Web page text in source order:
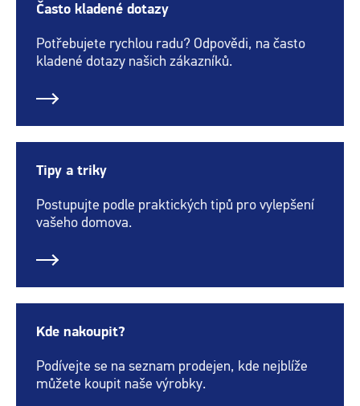
Často kladené dotazy
Potřebujete rychlou radu? Odpovědi, na často
kladené dotazy našich zákazníků.
Tipy a triky
Postupujte podle praktických tipů pro vylepšení
vašeho domova.
Kde nakoupit?
Podívejte se na seznam prodejen, kde nejblíže
můžete koupit naše výrobky.